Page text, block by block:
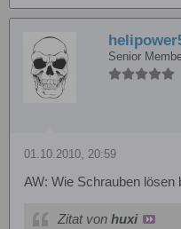
Senior
01.10.2010, 20:59
AW: Wie Schrauben lösen
Zitat von huxi